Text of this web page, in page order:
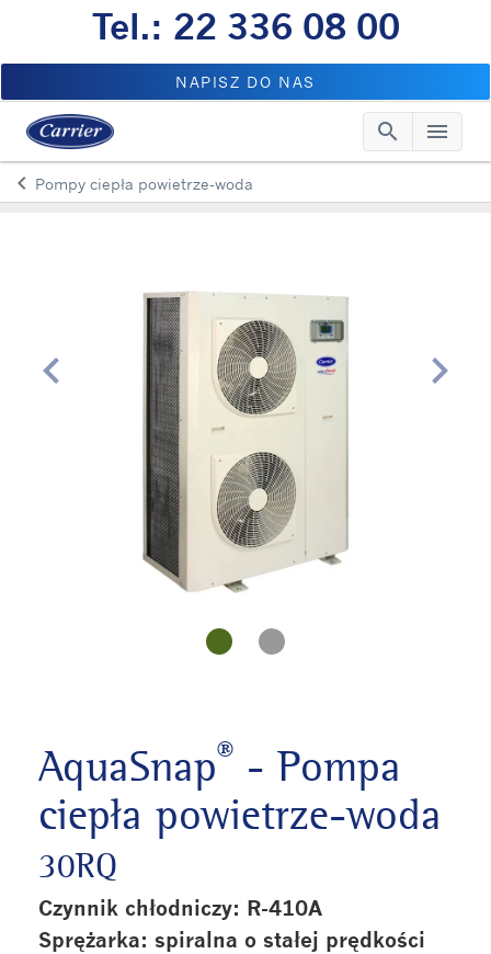
Tel.: 22 336 08 00
NAPISZ DO NAS
search menu
keyboard_arrow_leftArrow back
Pompy ciepła powietrze-woda
chevron_left chevron_right
AquaSnap® - Pompa
ciepła powietrze-woda
30RQ
Czynnik chłodniczy: R-410A
Sprężarka: spiralna o stałej prędkości